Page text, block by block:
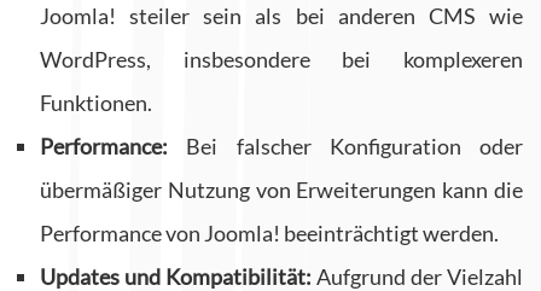
Joomla! steiler sein als bei anderen CMS wie
WordPress, insbesondere bei komplexeren
Funktionen.
Performance: Bei falscher Konfiguration oder
übermäßiger Nutzung von Erweiterungen kann die
Performance von Joomla! beeinträchtigt werden.
Updates und Kompatibilität: Aufgrund der Vielzahl